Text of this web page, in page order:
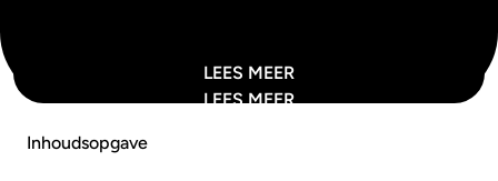
LEES MEER
LEES MEER
Inhoudsopgave